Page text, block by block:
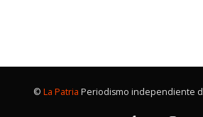
© La Patria Periodismo independiente